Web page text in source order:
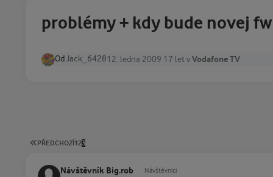
problémy + kdy bude novej
Od Jack_642812. ledna 2009 17 let vVodafone TV
PRVNÍ STRÁNKA
PŘEDCHOZÍ123
Návštěvník Big.rob Návštěvníci